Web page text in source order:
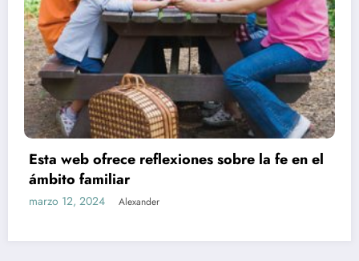
fe en el
Cómo puedo mantener la
durante la oración
marzo 12, 2024 Alexander